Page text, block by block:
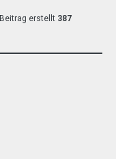
Beitrag erstellt 387